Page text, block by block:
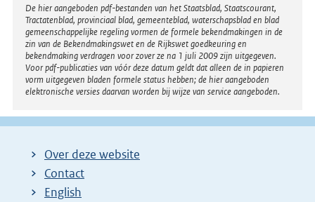
Disclaimer
De hier aangeboden pdf-bestanden van het Staatsblad, Staatscourant,
Tractatenblad, provinciaal blad, gemeenteblad, waterschapsblad en blad
gemeenschappelijke regeling vormen de formele bekendmakingen in de
zin van de Bekendmakingswet en de Rijkswet goedkeuring en
bekendmaking verdragen voor zover ze na 1 juli 2009 zijn uitgegeven.
Voor pdf-publicaties van vóór deze datum geldt dat alleen de in papieren
vorm uitgegeven bladen formele status hebben; de hier aangeboden
elektronische versies daarvan worden bij wijze van service aangeboden.
Over deze website
Contact
English